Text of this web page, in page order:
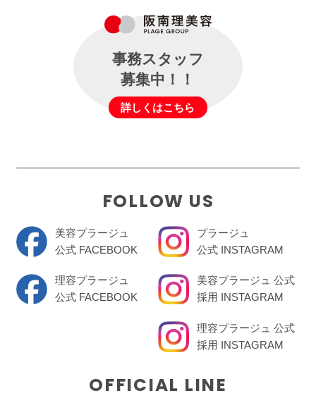
事務スタッフ
募集中！！
詳しくはこちら
FOLLOW US
美容プラージュ
公式 FACEBOOK
理容プラージュ
公式 FACEBOOK
プラージュ
公式 INSTAGRAM
美容プラージュ 公式
採用 INSTAGRAM
理容プラージュ 公式
採用 INSTAGRAM
OFFICIAL LINE